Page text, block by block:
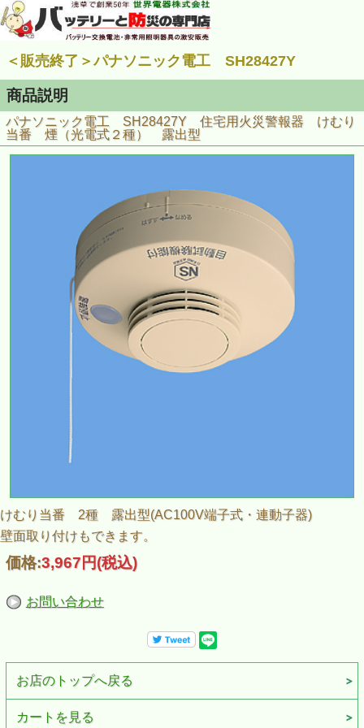
＜販売終了＞パナソニック電工 SH28427Y
商品説明
パナソニック電工 SH28427Y 住宅用火災警報器 けむり
当番 煙（光電式２種） 露出型
けむり当番 2種 露出型(AC100V端子式・連動子器)
壁面取り付けもできます。
価格:3,967円(税込)
お問い合わせ
お店のトップへ戻る
カートを見る